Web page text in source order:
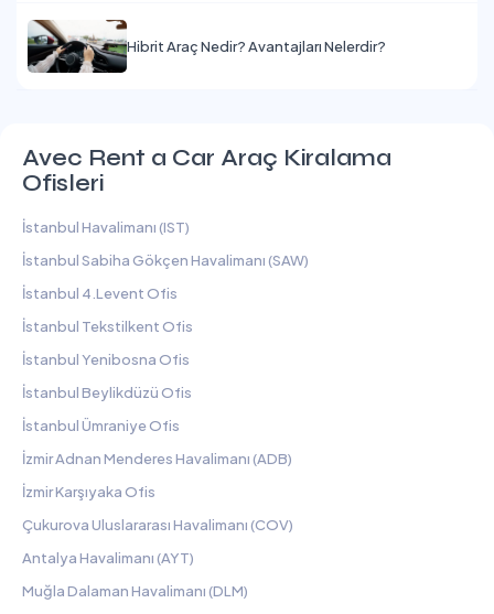
Hibrit Araç Nedir? Avantajları Nelerdir?
Avec Rent a Car Araç Kiralama
Ofisleri
İstanbul Havalimanı (IST)
İstanbul Sabiha Gökçen Havalimanı (SAW)
İstanbul 4.Levent Ofis
İstanbul Tekstilkent Ofis
İstanbul Yenibosna Ofis
İstanbul Beylikdüzü Ofis
İstanbul Ümraniye Ofis
İzmir Adnan Menderes Havalimanı (ADB)
İzmir Karşıyaka Ofis
Çukurova Uluslararası Havalimanı (COV)
Antalya Havalimanı (AYT)
Muğla Dalaman Havalimanı (DLM)